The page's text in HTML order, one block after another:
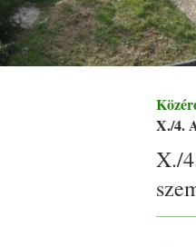
X./4.
X./